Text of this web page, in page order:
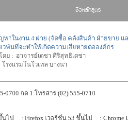
ชื่อหลักสูตร
หาในงาน 4 ฝ่าย (จัดซื้อ คลังสินค้า ฝ่ายขาย
วพันที่จะทำให้เกิดความเสียหายต่อองค์กร
ดย : อาจารย์เดชา ศิริสุทธิเดชา
โรงแรมโนโวเทล บางนา
กด 1 โทรสาร (02) 555-0710
นไป : Firefox เวอร์ชั่น 53 ขึ้นไป : Chrome